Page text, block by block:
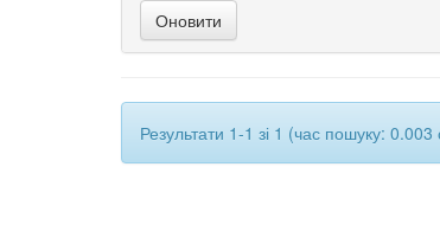
Результати 1-1 зі 1 (час пошуку: 0.003